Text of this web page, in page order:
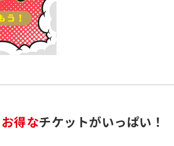
お得なチケットがいっぱい！